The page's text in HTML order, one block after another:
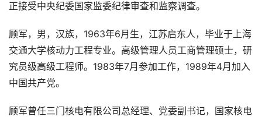
正接受中央纪委国家监委纪律审查和监察调查。
顾军，男，汉族，1963年6月生，江苏启东人，毕业于上海
交通大学核动力工程专业。高级管理人员工商管理硕士，研
究员级高级工程师。1983年7月参加工作，1989年4月加入
中国共产党。
顾军曾任三门核电有限公司总经理、党委副书记，国家核电